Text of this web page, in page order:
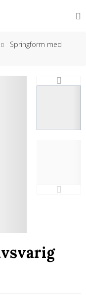
Springform med